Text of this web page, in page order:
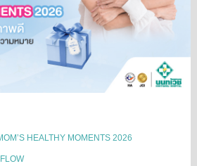
HEALTHY MOMENTS 2026